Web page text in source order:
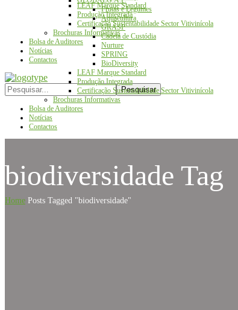
LEAF Marque Standard
Produção Integrada
Certificação Sustentabilidade Sector Vitivinícola
Brochuras Informativas
Bolsa de Auditores
Notícias
Contactos
Frutas e Legumes
Aquacultura
GRASP
Cadeia de Custódia
Nurture
SPRING
BioDiversity
LEAF Marque Standard
Produção Integrada
Certificação Sustentabilidade Sector Vitivinícola
Brochuras Informativas
Bolsa de Auditores
Notícias
Contactos
biodiversidade Tag
Home Posts Tagged "biodiversidade"